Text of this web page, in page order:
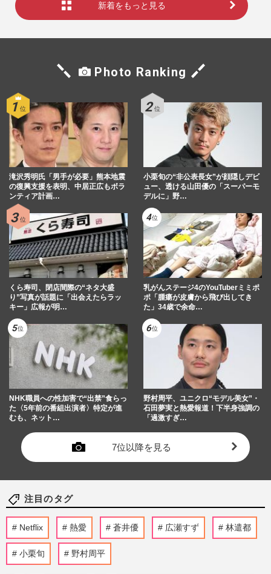
新着をもっと見る
Photo Ranking
滝沢秀明氏「男手が必要」熊本地震
の復興支援を表明、中居正広もボラ
ンティア計画…
小栗旬の“非公表長女”が顔隠しデビ
ュー、透ける山田優の「スーパーモ
デルに」野…
くら寿司、閉店間際の“ネタ大盛
り”写真が話題に「出会えたらラッ
キー」広報が明…
乳がんステージ4のYouTuberミミポ
ポ「腫瘍が皮膚から飛び出してき
た」34歳で余命…
NHK職員への性加害で“出禁”食らっ
た〈5年前の番組出演者〉特定が進
むも、ネット…
野村周平、ユニクロ“モデル美女”・
石田夢実と熱愛報道！下半身強調の
「過激すぎ…
7位以降を見る
注目のタグ
Netflix 熱愛 蒼井優 広瀬すず 林遣都
小栗旬 野村周平